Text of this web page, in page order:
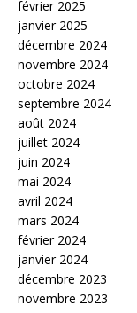
février 2025
janvier 2025
décembre 2024
novembre 2024
octobre 2024
septembre 2024
août 2024
juillet 2024
juin 2024
mai 2024
avril 2024
mars 2024
février 2024
janvier 2024
décembre 2023
novembre 2023